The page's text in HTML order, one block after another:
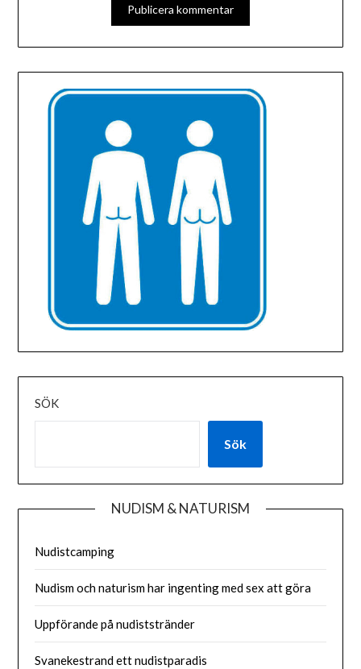
ALTERNATIVE:
SÖK
Sök
NUDISM & NATURISM
Nudistcamping
Nudism och naturism har ingenting med sex att göra
Uppförande på nudiststränder
Svanekestrand ett nudistparadis